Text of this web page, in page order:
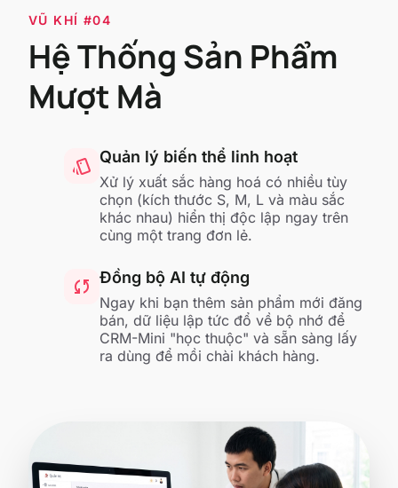
VŨ KHÍ #04
Hệ Thống Sản Phẩm
Mượt Mà
style Quản lý biến thể linh hoạt
Xử lý xuất sắc hàng hoá có nhiều tùy
chọn (kích thước S, M, L và màu sắc
khác nhau) hiển thị độc lập ngay trên
cùng một trang đơn lẻ.
sync Đồng bộ AI tự động
Ngay khi bạn thêm sản phẩm mới đăng
bán, dữ liệu lập tức đổ về bộ nhớ để
CRM-Mini "học thuộc" và sẵn sàng lấy
ra dùng để mồi chài khách hàng.